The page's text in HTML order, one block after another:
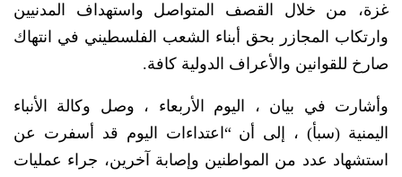
غزة، من خلال القصف المتواصل واستهداف المدنيين
وارتكاب المجازر بحق أبناء الشعب الفلسطيني في انتهاك
صارخ للقوانين والأعراف الدولية كافة.
وأشارت في بيان ، اليوم الأربعاء ، وصل وكالة الأنباء
اليمنية (سبأ) ، إلى أن “اعتداءات اليوم قد أسفرت عن
استشهاد عدد من المواطنين وإصابة آخرين، جراء عمليات